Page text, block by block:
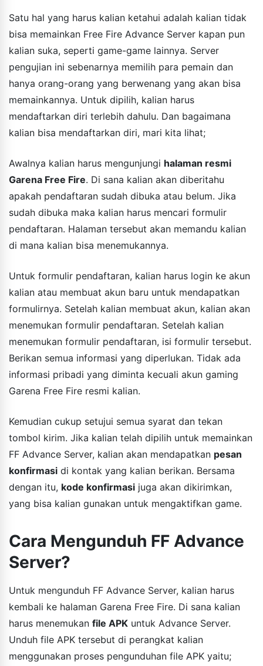
Satu hal yang harus kalian ketahui adalah kalian tidak
bisa memainkan Free Fire Advance Server kapan pun
kalian suka, seperti game-game lainnya. Server
pengujian ini sebenarnya memilih para pemain dan
hanya orang-orang yang berwenang yang akan bisa
memainkannya. Untuk dipilih, kalian harus
mendaftarkan diri terlebih dahulu. Dan bagaimana
kalian bisa mendaftarkan diri, mari kita lihat;
Awalnya kalian harus mengunjungi halaman resmi
Garena Free Fire. Di sana kalian akan diberitahu
apakah pendaftaran sudah dibuka atau belum. Jika
sudah dibuka maka kalian harus mencari formulir
pendaftaran. Halaman tersebut akan memandu kalian
di mana kalian bisa menemukannya.
Untuk formulir pendaftaran, kalian harus login ke akun
kalian atau membuat akun baru untuk mendapatkan
formulirnya. Setelah kalian membuat akun, kalian akan
menemukan formulir pendaftaran. Setelah kalian
menemukan formulir pendaftaran, isi formulir tersebut.
Berikan semua informasi yang diperlukan. Tidak ada
informasi pribadi yang diminta kecuali akun gaming
Garena Free Fire resmi kalian.
Kemudian cukup setujui semua syarat dan tekan
tombol kirim. Jika kalian telah dipilih untuk memainkan
FF Advance Server, kalian akan mendapatkan pesan
konfirmasi di kontak yang kalian berikan. Bersama
dengan itu, kode konfirmasi juga akan dikirimkan,
yang bisa kalian gunakan untuk mengaktifkan game.
Cara Mengunduh FF Advance
Server?
Untuk mengunduh FF Advance Server, kalian harus
kembali ke halaman Garena Free Fire. Di sana kalian
harus menemukan file APK untuk Advance Server.
Unduh file APK tersebut di perangkat kalian
menggunakan proses pengunduhan file APK yaitu;